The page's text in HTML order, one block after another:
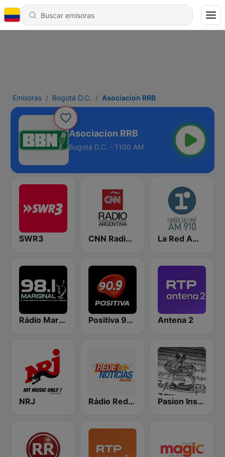
Emisoras Bogotá D.C. Asociacion RRB
Asociacion RRB
Bogotá D.C. - 1100 AM
SWR3 CNN Radio Argentina La Red AM 910
Rádio Marginal Positiva 90.9 - Radio Mitre Corrientes Antena 2
NRJ Rádio Rede de Notícias Pasion Instrumental